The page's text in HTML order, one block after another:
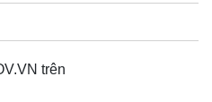
trên